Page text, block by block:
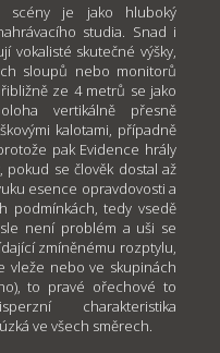
scény je jako hluboký
studia. Snad i
vokalisté skutečné výšky,
sloupů nebo monitorů
ze 4 metrů se jako
vertikálně přesně
kalotami, případně
pak Evidence hrály
pokud se člověk dostal až
esence opravdovosti a
podmínkách, tedy vsedě
není problém a uši se
zmíněnému rozptylu,
vleže nebo ve skupinách
to pravé ořechové to
charakteristika
ve všech směrech.